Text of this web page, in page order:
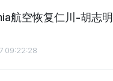
航空恢复仁川-胡志明
09:22:28